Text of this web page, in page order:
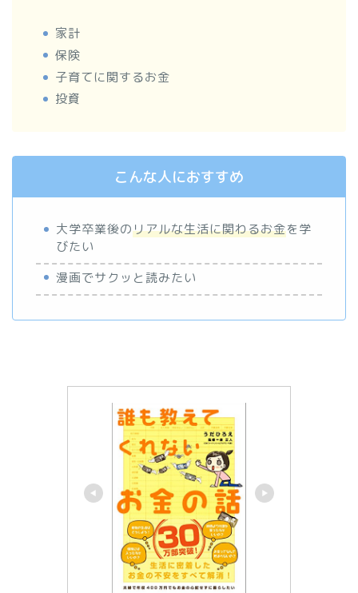
家計
保険
子育てに関するお金
投資
こんな人におすすめ
大学卒業後のリアルな生活に関わるお金を学
びたい
漫画でサクッと読みたい